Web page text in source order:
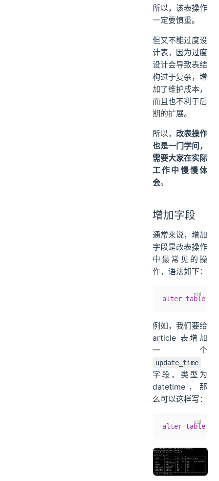
所以，该表操作
一定要慎重。
但又不能过度设
计表，因为过度
设计会导致表结
构过于复杂，增
加了维护成本，
而且也不利于后
期的扩展。
所以， 改表操作
也是一门学问，
需要大家在实际
工作中慢慢体
会。
增加字段
通常来说，增加
字段是改表操作
中最常见的操
作，语法如下：
alter table
例如，我们要给
article 表增加
一个
update_time
字段，类型为
datetime，那
么可以这样写：
alter table